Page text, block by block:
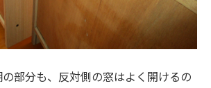
部分も、反対側の窓はよく開けるの